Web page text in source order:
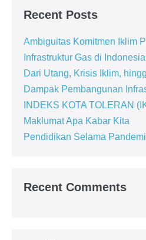
Recent Posts
Ambiguitas Komitmen Iklim
Infrastruktur Gas di Indonesia
Dari Utang, Krisis Iklim,
Dampak Pembangunan
INDEKS KOTA TOLERAN
Maklumat Apa Kabar Kita
Pendidikan Selama
Recent Comments